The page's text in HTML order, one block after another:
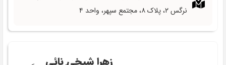
نرگس ۲، پلاک ۸، مجتمع سپهر، واحد ۴
زهرا شیخی نائی